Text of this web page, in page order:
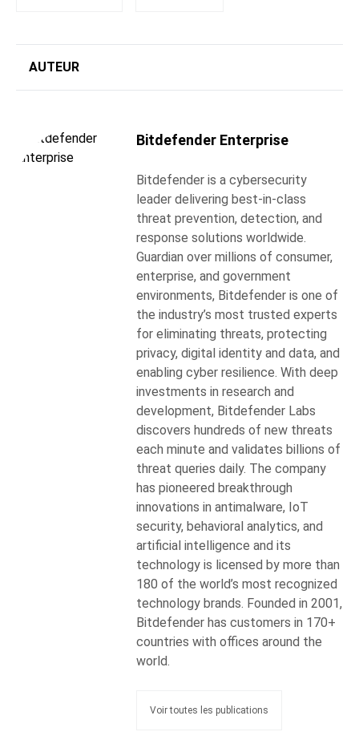
AUTEUR
Bitdefender Enterprise
Bitdefender is a cybersecurity
leader delivering best-in-class
threat prevention, detection, and
response solutions worldwide.
Guardian over millions of consumer,
enterprise, and government
environments, Bitdefender is one of
the industry’s most trusted experts
for eliminating threats, protecting
privacy, digital identity and data, and
enabling cyber resilience. With deep
investments in research and
development, Bitdefender Labs
discovers hundreds of new threats
each minute and validates billions of
threat queries daily. The company
has pioneered breakthrough
innovations in antimalware, IoT
security, behavioral analytics, and
artificial intelligence and its
technology is licensed by more than
180 of the world’s most recognized
technology brands. Founded in 2001,
Bitdefender has customers in 170+
countries with offices around the
world.
Voir toutes les publications